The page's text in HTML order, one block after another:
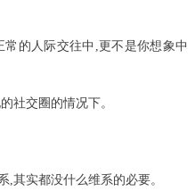
的人际交往中,更不是你想象中
社交圈的情况下。
,其实都没什么维系的必要。